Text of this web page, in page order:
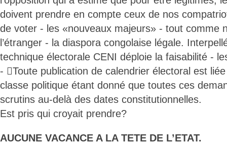
doivent prendre en compte ceux de nos
de voter - les «nouveaux majeurs» - tout comme
l’étranger - la diaspora congolaise légale.
technique électorale CENI déploie la faisabilité -
- Toute publication de calendrier électoral est
classe politique étant donné que toutes ces
scrutins au-delà des dates constitutionnelles.
Est pris qui croyait prendre?
AUCUNE VACANCE A LA TETE DE L’ETAT.